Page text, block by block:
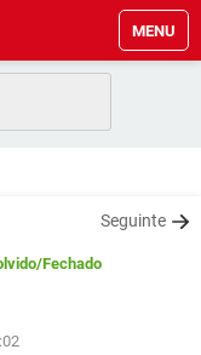
MENU
Seguinte
/Fechado